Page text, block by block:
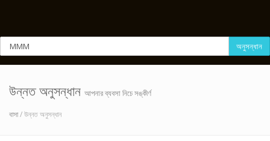
অনুসন্ধান
উন্নত অনুসন্ধান আপনার ব্যবসা নিচে সঙ্কীর্ণ
বাসা/ উন্নত অনুসন্ধান